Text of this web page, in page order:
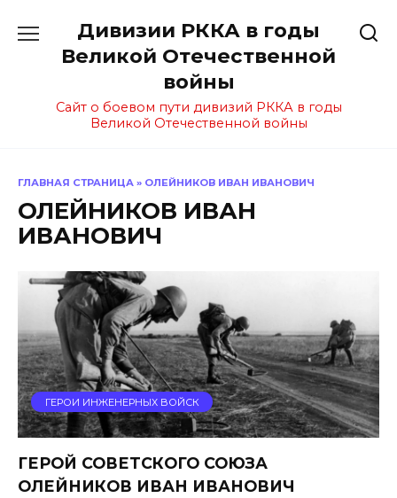
содержанию
Дивизии РККА в годы
Великой Отечественной
войны
Сайт о боевом пути дивизий РККА в годы
Великой Отечественной войны
ГЛАВНАЯ СТРАНИЦА » ОЛЕЙНИКОВ ИВАН ИВАНОВИЧ
ОЛЕЙНИКОВ ИВАН
ИВАНОВИЧ
ГЕРОИ ИНЖЕНЕРНЫХ ВОЙСК
ГЕРОЙ СОВЕТСКОГО СОЮЗА
ОЛЕЙНИКОВ ИВАН ИВАНОВИЧ